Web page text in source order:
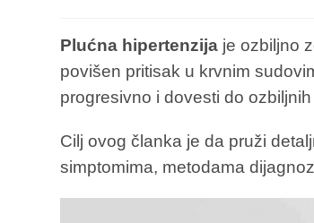
Plućna hipertenzija je ozbiljno
povišen pritisak u krvnim
progresivno i dovesti do
Cilj ovog članka je da pruži
simptomima, metodama